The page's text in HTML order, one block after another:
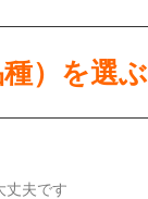
）を選ぶ
丈夫です